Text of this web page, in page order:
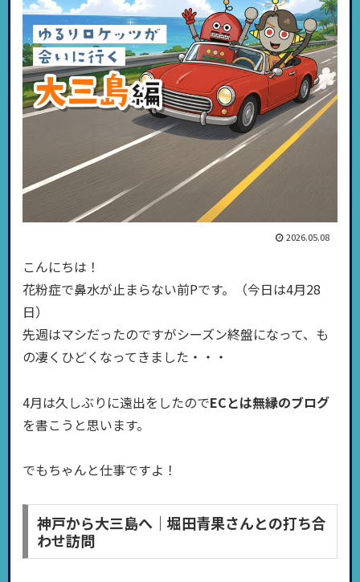
2026.05.08
こんにちは！
花粉症で鼻水が止まらない前Pです。（今日は4月28
日）
先週はマシだったのですがシーズン終盤になって、も
の凄くひどくなってきました・・・
4月は久しぶりに遠出をしたのでECとは無縁のブログ
を書こうと思います。
でもちゃんと仕事ですよ！
神戸から大三島へ｜堀田青果さんとの打ち合
わせ訪問